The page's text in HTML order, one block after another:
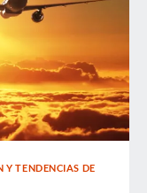
Y TENDENCIAS DE